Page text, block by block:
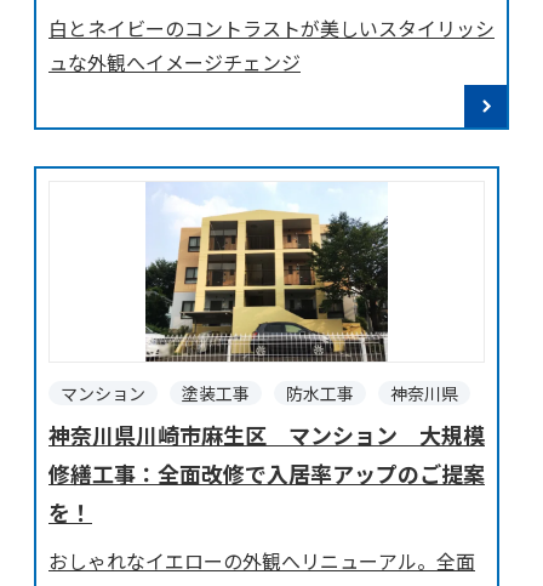
白とネイビーのコントラストが美しいスタイリッシ
ュな外観へイメージチェンジ
マンション 塗装工事 防水工事 神奈川県
神奈川県川崎市麻生区 マンション 大規模
修繕工事：全面改修で入居率アップのご提案
を！
おしゃれなイエローの外観へリニューアル。全面